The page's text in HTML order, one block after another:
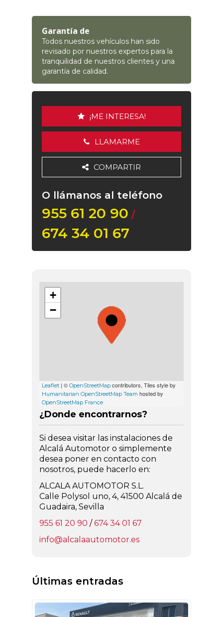
Garantía de
Todos nuestros vehículos han sido
revisado por nuestros expertos para la
tranquilidad de nuestros clientes y una
garantía de calidad.
¡ME INTERESA!
LLAMARME
COMPARTIR
O llámanos al teléfono
955 61 20 90 /
674 34 01 67
+
−
Leaflet | © OpenStreetMap contributors, Tiles style by
Humanitarian OpenStreetMap Team hosted by
OpenStreetMap France
¿Donde encontrarnos?
Si desea visitar las instalaciones de
Alcalá Automotor o simplemente
desea poner en contacto con
nosotros, puede hacerlo en:
ALCALA AUTOMOTOR S.L.
Calle Polysol uno, 4, 41500 Alcalá de
Guadaira, Sevilla
955 61 20 90 /674 34 01 67
info@alcalaautomotor.es
Últimas entradas